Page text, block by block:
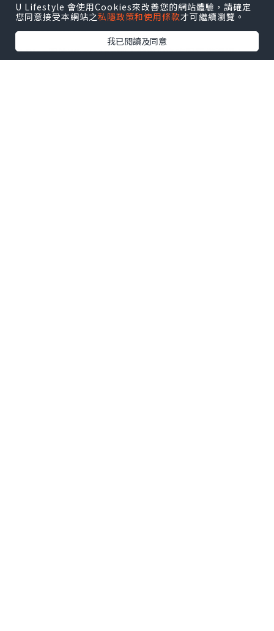
瀏覽更多社群打卡丶旅遊丶美食丶親子丶寵物丶扮靚
攻略及活動情報
U Blog開咗WhatsApp啦！發掘更多吃喝玩樂資訊！
U Lifestyle 會使用Cookies來改善您的網站體驗，請確定
您同意接受本網站之私隱政策和使用條款才可繼續瀏覽。
我已閱讀及同意